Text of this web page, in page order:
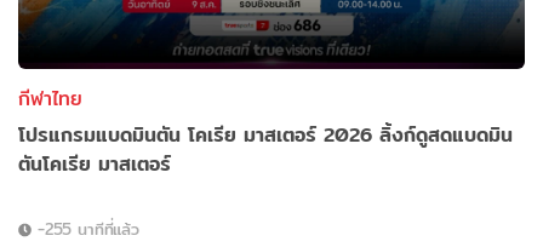
กีฬาไทย
โปรแกรมแบดมินตัน โคเรีย มาสเตอร์ 2026 ลิ้งก์ดูสดแบดมิน
ตันโคเรีย มาสเตอร์
-255 นาทีที่แล้ว